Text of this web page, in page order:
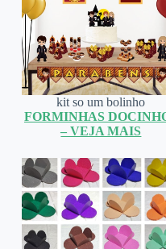
kit so um bolinho
FORMINHAS
– VEJA MAIS